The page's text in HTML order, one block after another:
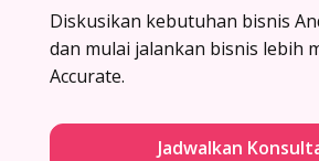
Diskusikan kebutuhan bisnis
dan mulai jalankan bisnis lebih
Accurate.
Jadwalkan